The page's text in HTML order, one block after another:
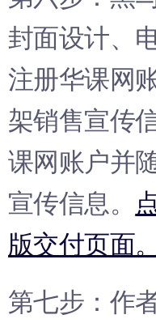
封面设计、
注册华课网
架销售宣传
课网账户并
宣传信息。
版交付页面。
第七步：作